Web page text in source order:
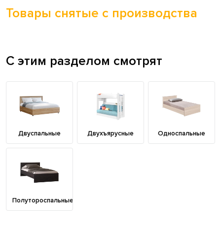
Товары снятые с производства
С этим разделом смотрят
Двуспальные Двухъярусные Односпальные
Полутороспальные